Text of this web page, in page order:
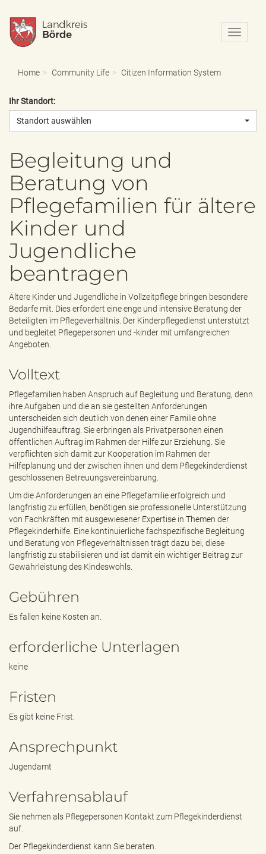
N
a
o
a
d
e
n
Home Community Life Citizen Information System
Ihr Standort:
Standort auswählen
Begleitung und
Beratung von
Pflegefamilien für ältere
Kinder und
Jugendliche
beantragen
Ältere Kinder und Jugendliche in Vollzeitpflege bringen besondere
Bedarfe mit. Dies erfordert eine enge und intensive Beratung der
Beteiligten im Pflegeverhältnis. Der Kinderpflegedienst unterstützt
und begleitet Pflegepersonen und -kinder mit umfangreichen
Angeboten.
Volltext
Pflegefamilien haben Anspruch auf Begleitung und Beratung, denn
ihre Aufgaben und die an sie gestellten Anforderungen
unterscheiden sich deutlich von denen einer Familie ohne
Jugendhilfeauftrag. Sie erbringen als Privatpersonen einen
öffentlichen Auftrag im Rahmen der Hilfe zur Erziehung. Sie
verpflichten sich damit zur Kooperation im Rahmen der
Hilfeplanung und der zwischen ihnen und dem Pflegekinderdienst
geschlossenen Betreuungsvereinbarung.
Um die Anforderungen an eine Pflegefamilie erfolgreich und
langfristig zu erfüllen, benötigen sie professionelle Unterstützung
von Fachkräften mit ausgewiesener Expertise in Themen der
Pflegekinderhilfe. Eine kontinuierliche fachspezifische Begleitung
und Beratung von Pflegeverhältnissen trägt dazu bei, diese
langfristig zu stabilisieren und ist damit ein wichtiger Beitrag zur
Gewährleistung des Kindeswohls.
Gebühren
Es fallen keine Kosten an.
erforderliche Unterlagen
keine
Fristen
Es gibt keine Frist.
Ansprechpunkt
Jugendamt
Verfahrensablauf
Sie nehmen als Pflegepersonen Kontakt zum Pflegekinderdienst
auf.
Der Pflegekinderdienst kann Sie beraten.